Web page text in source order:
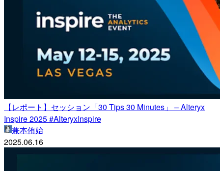
【レポート】セッション「30 Tips 30 Minutes」 – Alteryx
Inspire 2025 #AlteryxInspire
兼本侑始
2025.06.16